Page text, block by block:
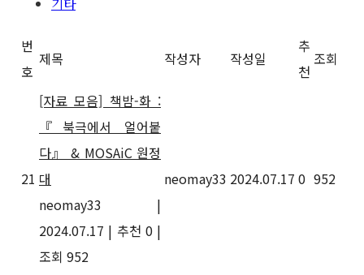
번
호
제목 작성자 작성일
추
천
조회
21
[자료 모음] 책밤-화 :
『북극에서 얼어붙
다』 & MOSAiC 원정
대
neomay33
|
2024.07.17 | 추천 0 |
조회 952
neomay33 2024.07.17 0 952